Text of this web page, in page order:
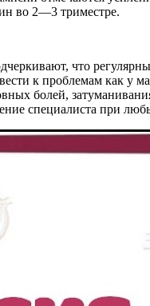
во 2—3 триместре.
что
к проблемам как у
болей,
специалиста при